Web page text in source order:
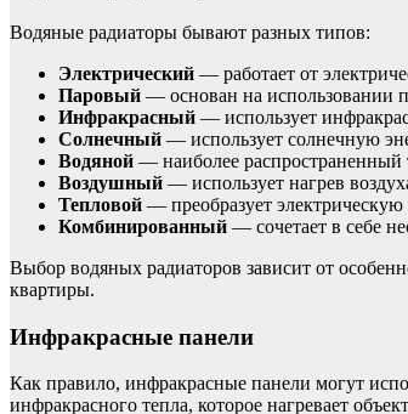
Водяные радиаторы бывают разных типов:
Электрический — работает от
Паровый — основан на использовании
Инфракрасный — использует
Солнечный — использует солнечную
Водяной — наиболее распространенный
Воздушный — использует нагрев
Тепловой — преобразует
Комбинированный — сочетает в себе
Выбор водяных радиаторов зависит от
квартиры.
Инфракрасные панели
Как правило, инфракрасные панели могут
инфракрасного тепла, которое нагревает